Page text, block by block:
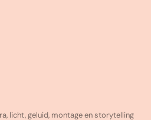
licht, geluid, montage en storytelling